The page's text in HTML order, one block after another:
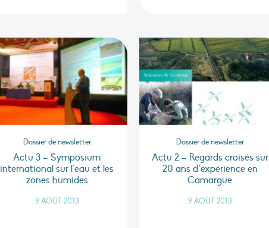
Dossier de newsletter
Actu 3 – Symposium
international sur l'eau et les
zones humides
9 AOÛT 2013
Dossier de newsletter
Actu 2 – Regards croisés sur
20 ans d’expérience en
Camargue
9 AOÛT 2013